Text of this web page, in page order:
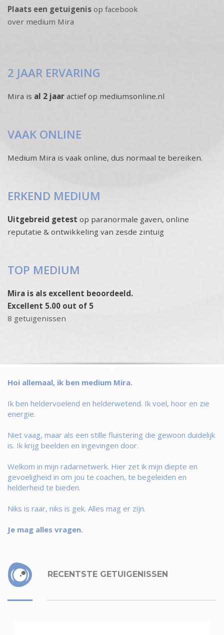
Plaats een getuigenis op facebook
over medium Mira
2 JAAR ERVARING
Mira is al 2 jaar actief op mediumsonline.nl
VAAK ONLINE
Medium Mira is vaak online, dus normaal te bereiken.
ERKEND MEDIUM
Uitgebreid getest op paranormale gaven, online
reputatie & ontwikkeling van zesde zintuig
TOP MEDIUM
Mira is als excellent beoordeeld.
Excellent 5.00 out of 5
8 getuigenissen
Hoi allemaal, ik ben medium Mira.
Ik ben heldervoelend en helderwetend. Ik voel, hoor en zie
energie.
Niet vaag, maar als een stille fluistering die gewoon duidelijk
is. Ik krijg beelden en ingevingen door.
Welkom in mijn radarnetwerk. Hier zet ik mijn diepte en
gevoeligheid in om jou te coachen, te begeleiden en
helderheid te bieden.
Niks is raar, niks is gek. Alles mag er zijn.
Je mag alles vragen.
RECENTSTE GETUIGENISSEN